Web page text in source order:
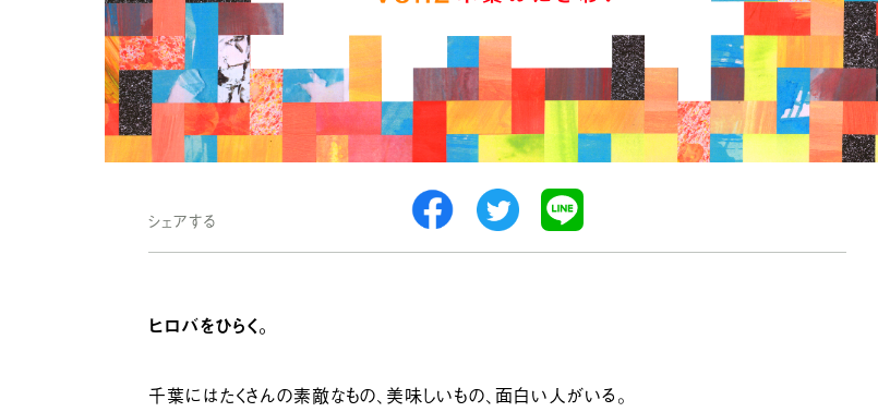
シェアする
ヒロバをひらく。
千葉にはたくさんの素敵なもの、美味しいもの、面白い人がいる。